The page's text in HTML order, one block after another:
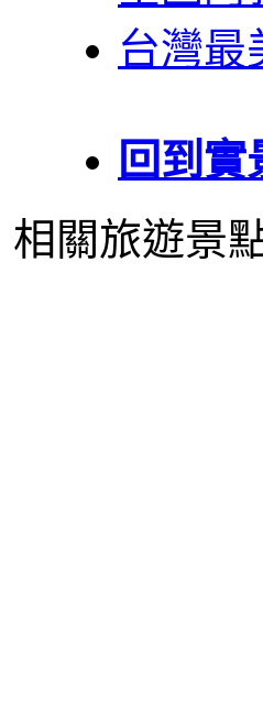
台灣最
回到
相關旅遊景